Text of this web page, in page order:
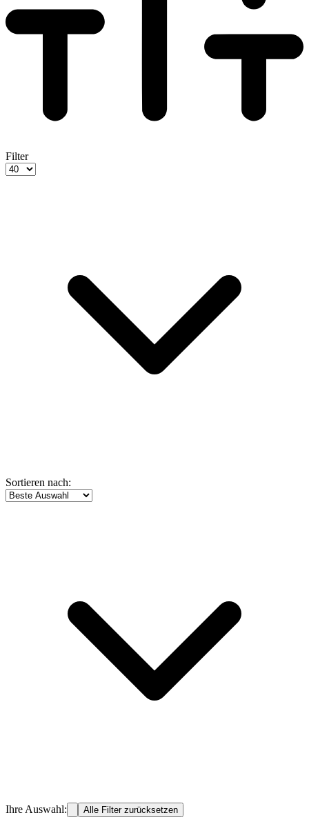
Filter
Sortieren nach:
Ihre Auswahl: Alle Filter zurücksetzen